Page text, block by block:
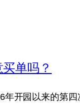
单吗？
年开园以来的第